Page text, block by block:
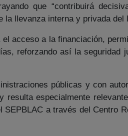
que “contribuirá
llevanza interna y privada del
acceso a la financiación,
reforzando así la seguridad
públicas y con
especialmente
a través del Centro